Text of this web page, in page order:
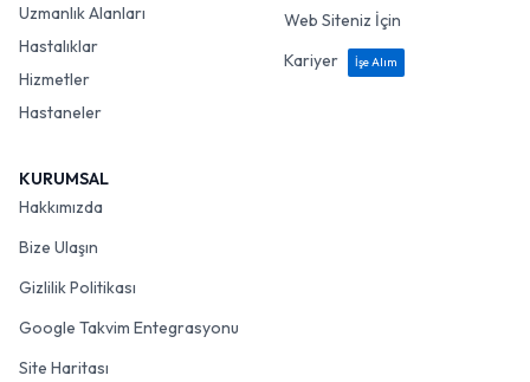
Uzmanlık Alanları
Hastalıklar
Hizmetler
Hastaneler
Web Siteniz İçin
Kariyer
İşe Alım
KURUMSAL
Hakkımızda
Bize Ulaşın
Gizlilik Politikası
Google Takvim Entegrasyonu
Site Haritası